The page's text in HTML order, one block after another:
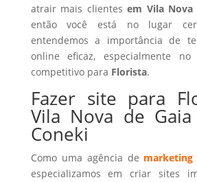
atrair mais clientesem Vila Nova
então você está no lugar
entendemos a importância de
online eficaz, especialmente no
competitivo para Florista.
Fazer site para
Vila Nova de
Coneki
Como uma agência de marketing
especializamos em criar sites